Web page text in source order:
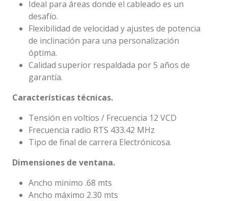
Ideal para áreas donde el cableado es un
desafío.
Flexibilidad de velocidad y ajustes de potencia
de inclinación para una personalización
óptima.
Calidad superior respaldada por 5 años de
garantía.
Características técnicas.
Tensión en voltios / Frecuencia 12 VCD
Frecuencia radio RTS 433.42 MHz
Tipo de final de carrera Electrónicosa.
Dimensiones de ventana.
Ancho minimo .68 mts
Ancho máximo 2.30 mts